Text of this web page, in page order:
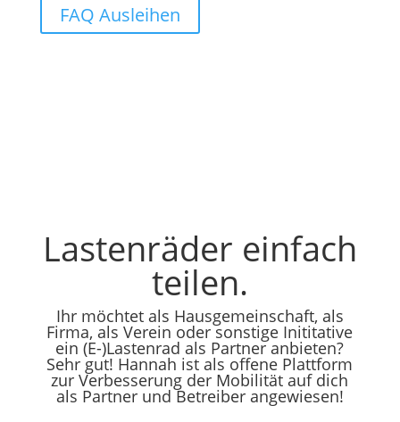
FAQ Ausleihen
Lastenräder einfach
teilen.
Ihr möchtet als Hausgemeinschaft, als
Firma, als Verein oder sonstige Inititative
ein (E-)Lastenrad als Partner anbieten?
Sehr gut! Hannah ist als offene Plattform
zur Verbesserung der Mobilität auf dich
als Partner und Betreiber angewiesen!